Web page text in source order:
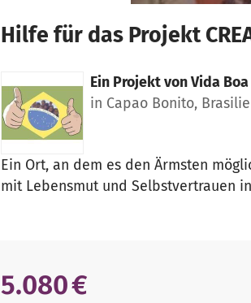
Hilfe für das Projekt
Ein Projekt vonVida Boa
in Capao Bonito,
Ein Ort, an dem es den Ärmsten
mit Lebensmut und Selbstvertrauen
5.080 €